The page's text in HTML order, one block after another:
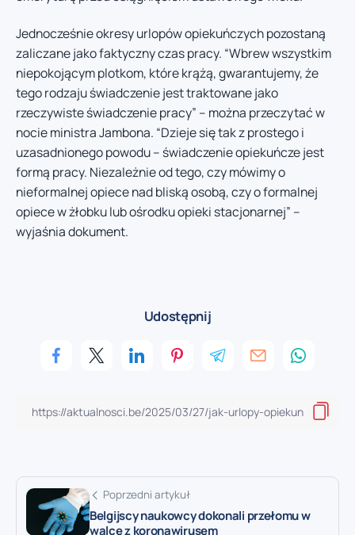
Jednocześnie okresy urlopów opiekuńczych pozostaną
zaliczane jako faktyczny czas pracy. “Wbrew wszystkim
niepokojącym plotkom, które krążą, gwarantujemy, że
tego rodzaju świadczenie jest traktowane jako
rzeczywiste świadczenie pracy” – można przeczytać w
nocie ministra Jambona. “Dzieje się tak z prostego i
uzasadnionego powodu – świadczenie opiekuńcze jest
formą pracy. Niezależnie od tego, czy mówimy o
nieformalnej opiece nad bliską osobą, czy o formalnej
opiece w żłobku lub ośrodku opieki stacjonarnej” –
wyjaśnia dokument.
Udostępnij
Poprzedni artykuł
Belgijscy naukowcy dokonali przełomu w
walce z koronawirusem